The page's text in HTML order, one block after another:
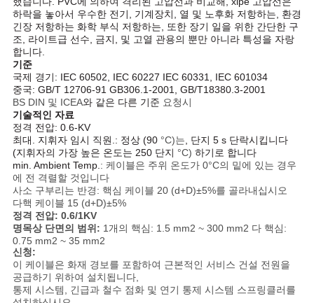
리
연
락
처
뉴
스
BLOG
견
하락을 놓아서 우수한 전기, 기계장치, 열 및 노후화 저항하는, 환경
긴장 저항하는 화학 부식 저항하는, 또한 장기 일을 위한 간단한 구
조, 라이트급 선수, 금지, 및 고열 관용의 뿐만 아니라 특성을 자랑
합니다.
기준
국제 경기: IEC 60502, IEC 60227 IEC 60331, IEC 601034
중국: GB/T 12706-91 GB306.1-2001, GB/T18380.3-2001
BS DIN 및 ICEA와 같은 다른 기준 요청시
기술적인 자료
정격 전압: 0.6-KV
최대. 지휘자 임시 직원.: 정상 (90°C)는, 단지 5 s 단락시킵니다
(지휘자의 가장 높은 온도는 250 단지 °C) 하기로 합니다
min. Ambient Temp.: 케이블은 주위 온도가 0°C의 밑에 있는 경우
에 전 격렬할 것입니다
사소 구부리는 반경: 핵심 케이블 20 (d+D)±5%를 골라내십시오
다핵 케이블 15 (d+D)±5%
정격 전압: 0.6/1KV
명목상 단면의 범위: 1개의 핵심: 1.5 mm2 ~ 300 mm2 다 핵심:
0.75 mm2 ~ 35 mm2
신청:
이 케이블은 화재 경보를 포함하여 근본적인 서비스 건설 전원을
공급하기 위하여 설치됩니다,
통제 시스템, 긴급과 철수 점화 및 연기 통제 시스템 스프링클러를